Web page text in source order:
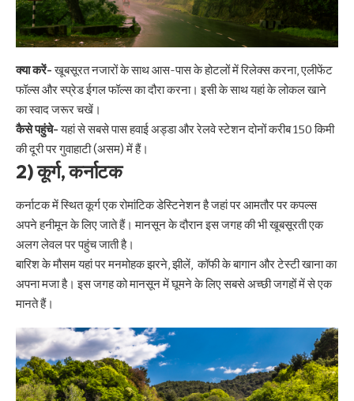
क्या करें-खूबसूरत नजारों के साथ आस-पास के होटलों में रिलेक्स करना, एलीफेंट
फॉल्स और स्प्रेड ईगल फॉल्स का दौरा करना। इसी के साथ यहां के लोकल खाने
का स्वाद जरूर चखें।
कैसे पहुंचे-यहां से सबसे पास हवाई अड्डा और रेलवे स्टेशन दोनों करीब 150 किमी
की दूरी पर गुवाहाटी (असम) में हैं।
2) कूर्ग, कर्नाटक
कर्नाटक में स्थित कूर्ग एक रोमांटिक डेस्टिनेशन है जहां पर आमतौर पर कपल्स
अपने हनीमून के लिए जाते हैं। मानसून के दौरान इस जगह की भी खूबसूरती एक
अलग लेवल पर पहुंच जाती है।
बारिश के मौसम यहां पर मनमोहक झरने, झीलें, कॉफी के बागान और टेस्टी खाना का
अपना मजा है। इस जगह को मानसून में घूमने के लिए सबसे अच्छी जगहों में से एक
मानते हैं।